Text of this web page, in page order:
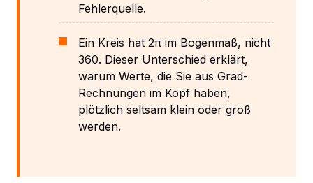
Fehlerquelle.
Ein Kreis hat 2π im Bogenmaß, nicht
360. Dieser Unterschied erklärt,
warum Werte, die Sie aus Grad-
Rechnungen im Kopf haben,
plötzlich seltsam klein oder groß
werden.